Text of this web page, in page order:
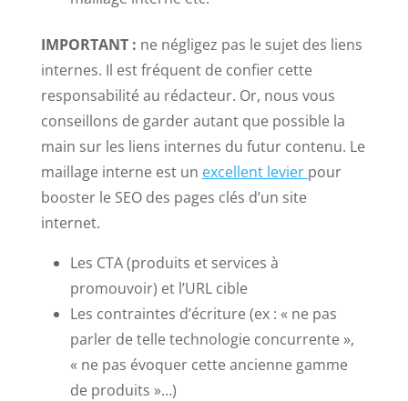
IMPORTANT : ne négligez pas le sujet des liens
internes. Il est fréquent de confier cette
responsabilité au rédacteur. Or, nous vous
conseillons de garder autant que possible la
main sur les liens internes du futur contenu. Le
maillage interne est un excellent levier pour
booster le SEO des pages clés d’un site
internet.
Les CTA (produits et services à
promouvoir) et l’URL cible
Les contraintes d’écriture (ex : « ne pas
parler de telle technologie concurrente »,
« ne pas évoquer cette ancienne gamme
de produits »…)